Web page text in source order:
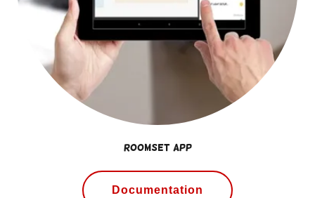
RoomSet App
Documentation